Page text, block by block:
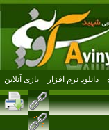
دانلود نرم افزار بازی آنلاین